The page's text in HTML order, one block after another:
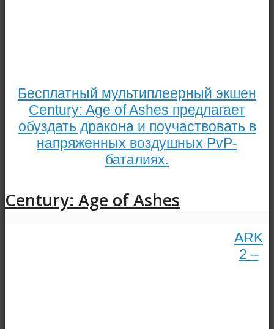
Бесплатный мультиплеерный экшен
Century: Age of Ashes предлагает
обуздать дракона и поучаствовать в
напряженных воздушных PvP-
баталиях.
Century: Age of Ashes
ARK
2 –